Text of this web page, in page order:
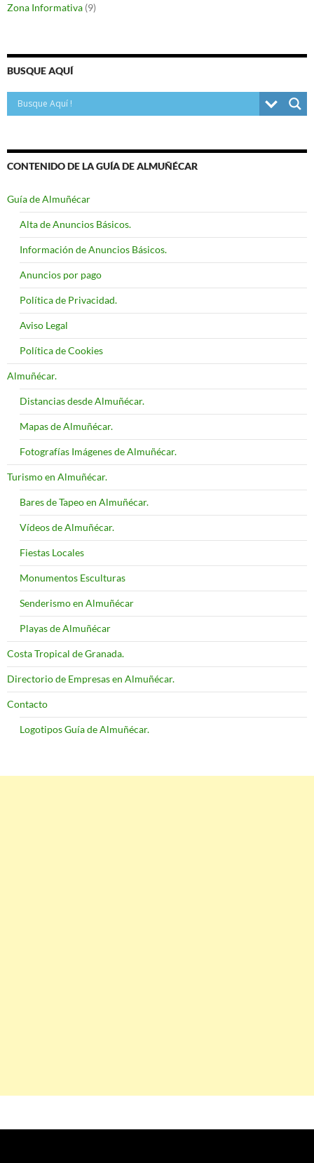
Zona Informativa (9)
BUSQUE AQUÍ
CONTENIDO DE LA GUÍA DE ALMUÑÉCAR
Guía de Almuñécar
Alta de Anuncios Básicos.
Información de Anuncios Básicos.
Anuncios por pago
Política de Privacidad.
Aviso Legal
Política de Cookies
Almuñécar.
Distancias desde Almuñécar.
Mapas de Almuñécar.
Fotografías Imágenes de Almuñécar.
Turismo en Almuñécar.
Bares de Tapeo en Almuñécar.
Vídeos de Almuñécar.
Fiestas Locales
Monumentos Esculturas
Senderismo en Almuñécar
Playas de Almuñécar
Costa Tropical de Granada.
Directorio de Empresas en Almuñécar.
Contacto
Logotipos Guía de Almuñécar.